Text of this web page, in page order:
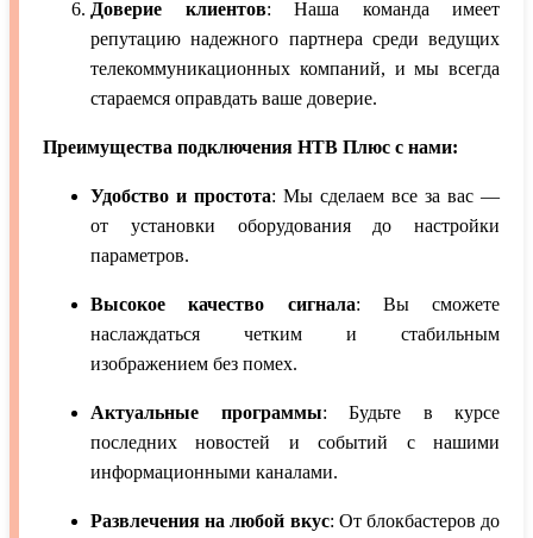
Доверие клиентов: Наша команда имеет
репутацию надежного партнера среди ведущих
телекоммуникационных компаний, и мы всегда
стараемся оправдать ваше доверие.
Преимущества подключения НТВ Плюс с нами:
Удобство и простота: Мы сделаем все за вас —
от установки оборудования до настройки
параметров.
Высокое качество сигнала: Вы сможете
наслаждаться четким и стабильным
изображением без помех.
Актуальные программы: Будьте в курсе
последних новостей и событий с нашими
информационными каналами.
Развлечения на любой вкус: От блокбастеров до